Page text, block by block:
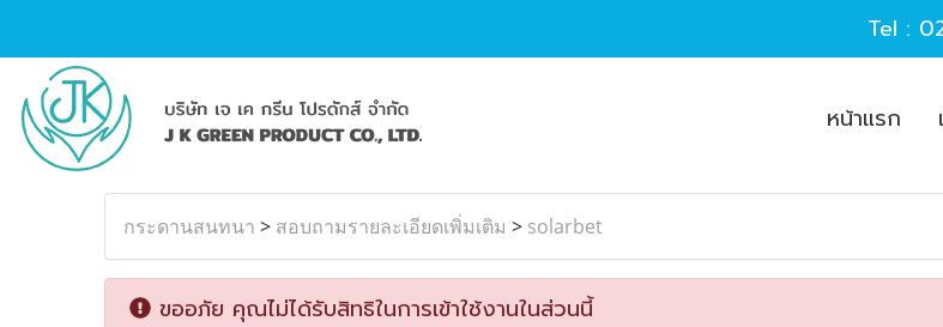
Tel :
หน้าแรก
กระดานสนทนา > สอบถามรายละเอียดเพิ่มเติม > solarbet
ขออภัย คุณไม่ได้รับสิทธิในการเข้าใช้งานในส่วนนี้